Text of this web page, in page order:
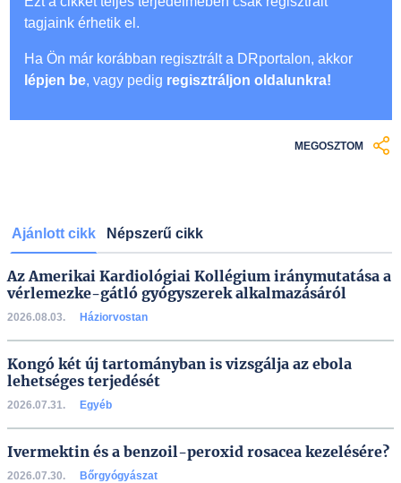
tagjaink érhetik el.
Ha Ön már korábban regisztrált a DRportalon, akkor
lépjen be, vagy pedig regisztráljon oldalunkra!
MEGOSZTOM
Ajánlott cikk Népszerű cikk
Az Amerikai Kardiológiai Kollégium iránymutatása a
vérlemezke-gátló gyógyszerek alkalmazásáról
2026.08.03. Háziorvostan
Kongó két új tartományban is vizsgálja az ebola
lehetséges terjedését
2026.07.31. Egyéb
Ivermektin és a benzoil-peroxid rosacea kezelésére?
2026.07.30. Bőrgyógyászat